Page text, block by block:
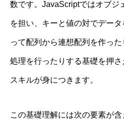
数です。JavaScriptではオブジ
を担い、キーと値の対でデー
って配列から連想配列を作っ
処理を行ったりする基礎を押さ
スキルが身につきます。
この基礎理解には次の要素が含